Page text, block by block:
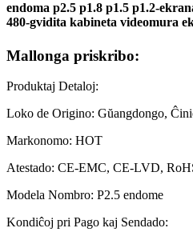
endoma p2.5 p1.8 p1.5 p1.2-
480-gvidita kabineta videomura
Mallonga priskribo:
Produktaj Detaloj:
Loko de Origino: Gŭangdongo,
Markonomo: HOT
Atestado: CE-EMC, CE-LVD,
Modela Nombro: P2.5 endome
Kondiĉoj pri Pago kaj Sendado: